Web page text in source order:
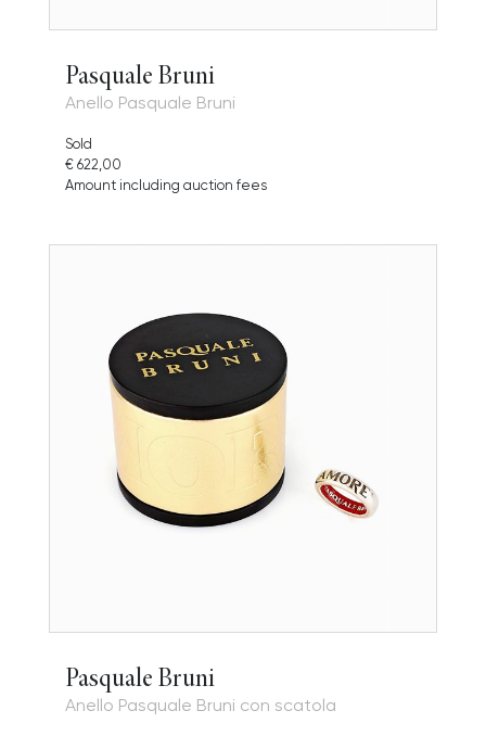
Pasquale Bruni
Anello Pasquale Bruni
Sold
€ 622,00
Amount including auction fees
Pasquale Bruni
Anello Pasquale Bruni con scatola